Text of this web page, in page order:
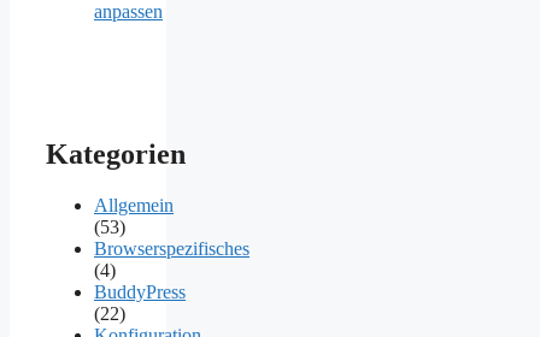
anpassen
Kategorien
Allgemein
(53)
Browserspezifisches
(4)
BuddyPress
(22)